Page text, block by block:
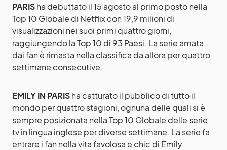
PARISha debuttato il 15 agosto al primo posto nella
Top 10 Globale di Netflix con 19,9 milioni di
visualizzazioni nei suoi primi quattro giorni,
raggiungendo la Top 10 di 93 Paesi. La serie amata
dai fan è rimasta nella classifica da allora per quattro
settimane consecutive.
EMILY IN PARISha catturato il pubblico di tutto il
mondo per quattro stagioni, ognuna delle quali si è
sempre posizionata nella Top 10 Globale delle serie
tv in lingua inglese per diverse settimane. La serie fa
entrare i fan nella vita favolosa e chic di Emily,